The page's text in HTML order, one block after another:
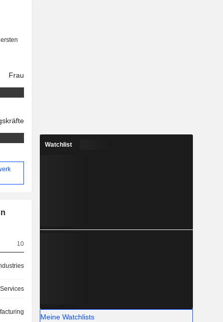
Frau
10
Watchlist
Meine Watchlists